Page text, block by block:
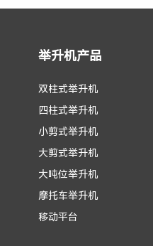
举升机产品
双柱式举升机
四柱式举升机
小剪式举升机
大剪式举升机
大吨位举升机
摩托车举升机
移动平台